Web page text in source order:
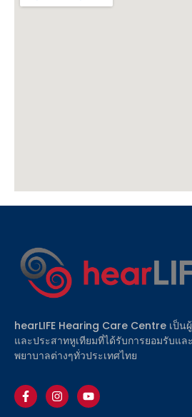
hearLIFE Hearing Care Centre เป็นผู้
และประสาทหูเทียมที่ได้รับการยอมรับแล
พยาบาลต่างๆทั่วประเทศไทย